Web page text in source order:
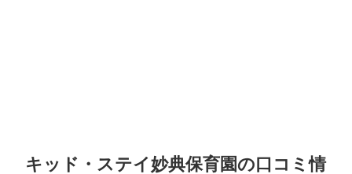
キッド・ステイ妙典保育園の口コミ情